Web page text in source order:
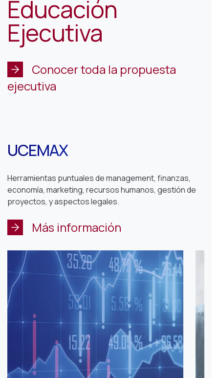
Educación
Ejecutiva
Conocer toda la propuesta
ejecutiva
UCEMAX
Herramientas puntuales de management, finanzas,
economía, marketing, recursos humanos, gestión de
proyectos, y aspectos legales.
Más información